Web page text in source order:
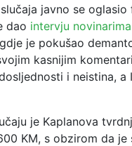
javno se oglasio
dao intervju
gdje je pokušao
kasnijim
i neistina, a
je Kaplanova
KM, s obzirom da je